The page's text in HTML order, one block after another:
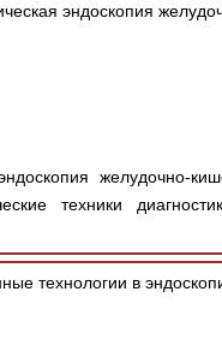
эндоскопия
желудочно-
техники
технологии в